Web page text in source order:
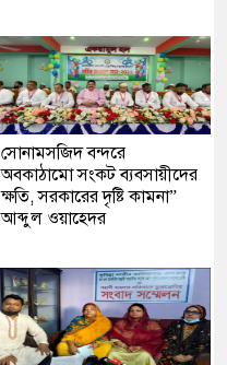
সোনামসজিদ বন্দরে
অবকাঠামো সংকট ব্যবসায়ীদের
ক্ষতি, সরকারের দৃষ্টি কামনা”
আব্দুল ওয়াহেদর